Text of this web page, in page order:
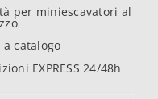
per miniescavatori al
a catalogo
EXPRESS 24/48h